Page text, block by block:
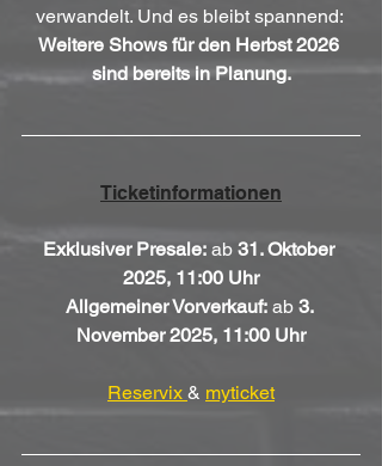
verwandelt. Und es bleibt spannend:
Weitere Shows für den Herbst 2026
sind bereits in Planung.
Ticketinformationen
Exklusiver Presale: ab 31. Oktober
2025, 11:00 Uhr
Allgemeiner Vorverkauf: ab 3.
November 2025, 11:00 Uhr
Reservix & myticket